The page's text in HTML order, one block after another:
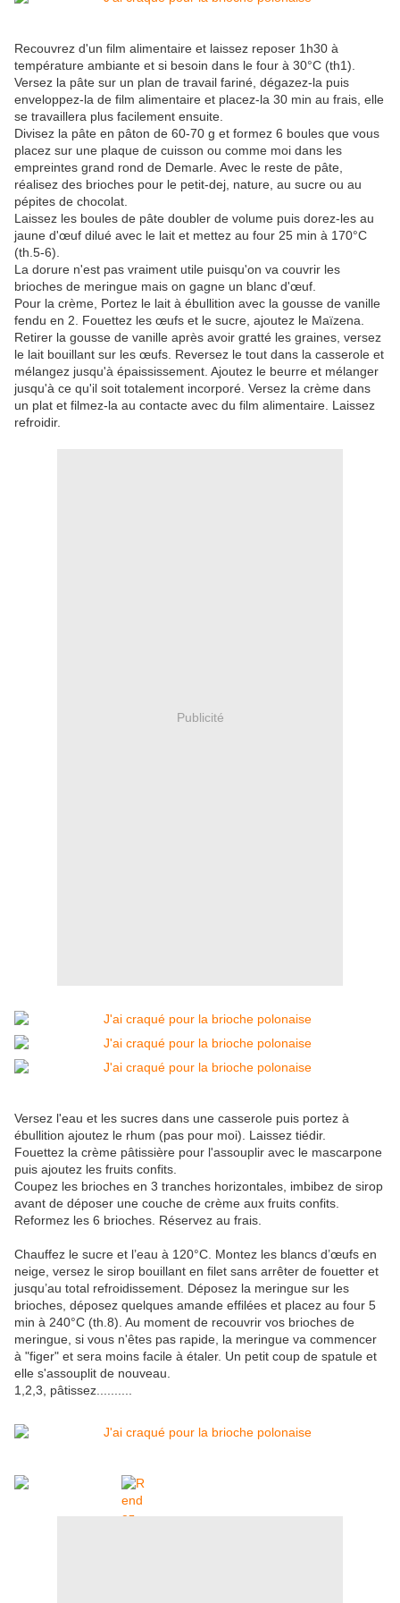
Recouvrez d'un film alimentaire et laissez reposer 1h30 à
température ambiante et si besoin dans le four à 30°C (th1).
Versez la pâte sur un plan de travail fariné, dégazez-la puis
enveloppez-la de film alimentaire et placez-la 30 min au frais, elle
se travaillera plus facilement ensuite.
Divisez la pâte en pâton de 60-70 g et formez 6 boules que vous
placez sur une plaque de cuisson ou comme moi dans les
empreintes grand rond de Demarle. Avec le reste de pâte,
réalisez des brioches pour le petit-dej, nature, au sucre ou au
pépites de chocolat.
Laissez les boules de pâte doubler de volume puis dorez-les au
jaune d'œuf dilué avec le lait et mettez au four 25 min à 170°C
(th.5-6).
La dorure n'est pas vraiment utile puisqu'on va couvrir les
brioches de meringue mais on gagne un blanc d'œuf.
Pour la crème, Portez le lait à ébullition avec la gousse de vanille
fendu en 2. Fouettez les œufs et le sucre, ajoutez le Maïzena.
Retirer la gousse de vanille après avoir gratté les graines, versez
le lait bouillant sur les œufs. Reversez le tout dans la casserole et
mélangez jusqu'à épaississement. Ajoutez le beurre et mélanger
jusqu'à ce qu'il soit totalement incorporé. Versez la crème dans
un plat et filmez-la au contacte avec du film alimentaire. Laissez
refroidir.
Publicité
Versez l'eau et les sucres dans une casserole puis portez à
ébullition ajoutez le rhum (pas pour moi). Laissez tiédir.
Fouettez la crème pâtissière pour l'assouplir avec le mascarpone
puis ajoutez les fruits confits.
Coupez les brioches en 3 tranches horizontales, imbibez de sirop
avant de déposer une couche de crème aux fruits confits.
Reformez les 6 brioches. Réservez au frais.
Chauffez le sucre et l’eau à 120°C. Montez les blancs d’œufs en
neige, versez le sirop bouillant en filet sans arrêter de fouetter et
jusqu’au total refroidissement. Déposez la meringue sur les
brioches, déposez quelques amande effilées et placez au four 5
min à 240°C (th.8). Au moment de recouvrir vos brioches de
meringue, si vous n'êtes pas rapide, la meringue va commencer
à "figer" et sera moins facile à étaler. Un petit coup de spatule et
elle s'assouplit de nouveau.
1,2,3, pâtissez..........